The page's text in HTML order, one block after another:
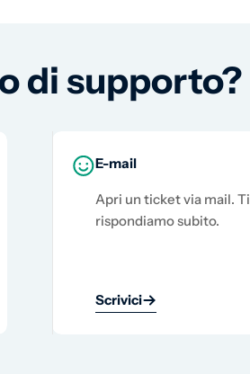
di supporto?
E-mail
Apri un ticket via mail. Ti
rispondiamo subito.
Scrivici